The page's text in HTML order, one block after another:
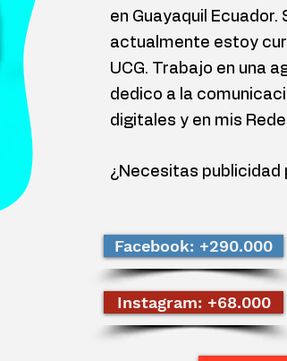
en Guayaquil
actualmente estoy
UCG. Trabajo en una
dedico a la
digitales y en mis
¿Necesitas publicidad
Facebook: +290.000
Instagram: +68.000